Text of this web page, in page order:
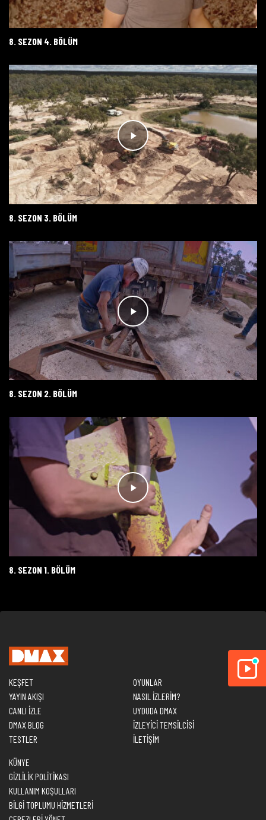
8. SEZON 4. BÖLÜM
8. SEZON 3. BÖLÜM
8. SEZON 2. BÖLÜM
8. SEZON 1. BÖLÜM
KEŞFET
YAYIN AKIŞI
CANLI İZLE
DMAX BLOG
TESTLER
OYUNLAR
NASIL İZLERİM?
UYDUDA DMAX
İZLEYİCİ TEMSİLCİSİ
İLETİŞİM
KÜNYE
GİZLİLİK POLİTİKASI
KULLANIM KOŞULLARI
BİLGİ TOPLUMU HİZMETLERİ